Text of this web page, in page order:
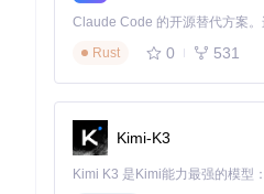
# 获取模板
NSFC-application-
# 安装依赖宏包（TeX Live环
避坑提示：如果出现"LaTeX
Rust
0 531
Kimi-K3